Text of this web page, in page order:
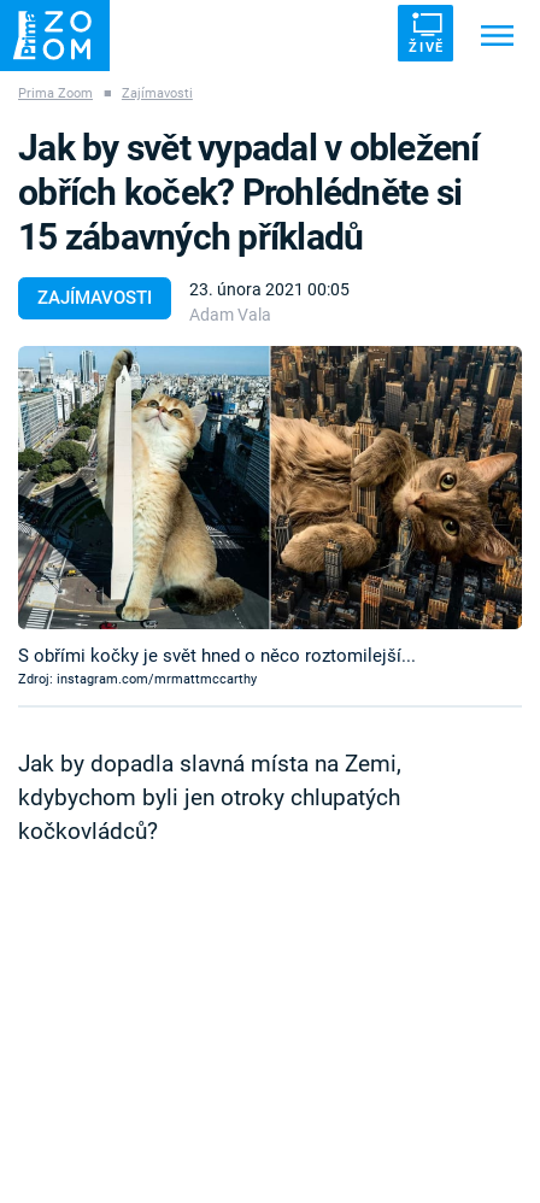
ŽIVĚ
ZÁHADY VETŘELCI DÁVNOVĚKU
Témata
Témata
Pořady
TV Program
Časopis
Sledujte prima+
Sledujte nás
Prima Zoom ■ Zajímavosti
ZAJÍMAVOSTI
23. února 2021 00:05
Adam Vala
Jak by svět vypadal v obležení
obřích koček? Prohlédněte si
15 zábavných příkladů
S obřími kočky je svět hned o něco roztomilejší...
Zdroj: instagram.com/mrmattmccarthy
Jak by dopadla slavná místa na Zemi,
kdybychom byli jen otroky chlupatých
kočkovládců?